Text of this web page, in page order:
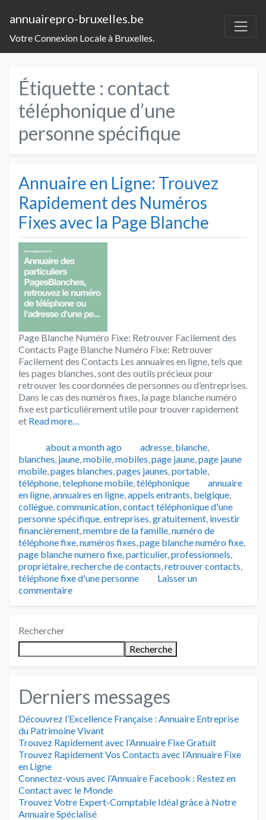
annuairepro-bruxelles.be
Votre Connexion Locale à Bruxelles.
Étiquette : contact
téléphonique d’une
personne spécifique
Annuaire en Ligne: Trouvez
Rapidement des Numéros
Fixes avec la Page Blanche
Page Blanche Numéro Fixe: Retrouver Facilement des
Contacts Page Blanche Numéro Fixe: Retrouver
Facilement des Contacts Les annuaires en ligne, tels que
les pages blanches, sont des outils précieux pour
retrouver les coordonnées de personnes ou d’entreprises.
Dans le cas des numéros fixes, la page blanche numéro
fixe est particulièrement utile pour trouver rapidement
et Read more…
Publié
about a month ago Catégories
adresse, blanche,
blanches, jaune,mobile,mobiles,page jaune,page jaune
mobile,pages blanches,pages jaunes,portable,
téléphone,telephone mobile,téléphonique Tags
annuaire
en ligne,annuaires en ligne,appels entrants, belgique,
collègue,communication,contact téléphonique d'une
personne spécifique,entreprises,gratuitement, investir
financièrement,membre de la famille,numéro de
téléphone fixe,numéros fixes,page blanche numéro fixe,
page blanche numero fixe,particulier,professionnels,
propriétaire,recherche de contacts,retrouver contacts,
téléphone fixe d'une personne
Laisser un
commentaire
Rechercher
Recherche
Derniers messages
Découvrez l’Excellence Française : Annuaire Entreprise
du Patrimoine Vivant
Trouvez Rapidement avec l’Annuaire Fixe Gratuit
Trouvez Rapidement Vos Contacts avec l’Annuaire Fixe
en Ligne
Connectez-vous avec l’Annuaire Facebook : Restez en
Contact avec le Monde
Trouvez Votre Expert-Comptable Idéal grâce à Notre
Annuaire Spécialisé